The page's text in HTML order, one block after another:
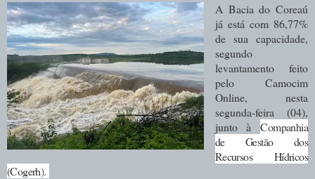
A Bacia do Coreaú
já está com 86,77%
de sua capacidade,
segundo
levantamento feito
pelo Camocim
Online, nesta
segunda-feira (04),
junto àCompanhia
de Gestão dos
Recursos Hídricos
(Cogerh).